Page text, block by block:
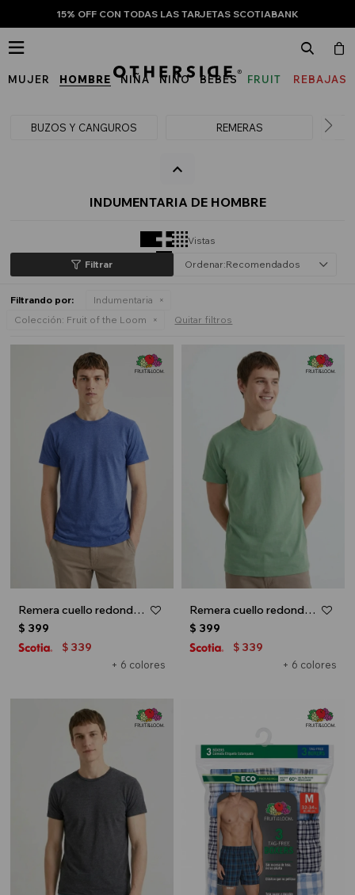
15% OFF CON TODAS LAS TARJETAS SCOTIABANK
MUJER HOMBRE NIÑA NIÑO BEBÉS
FRUIT
THE
REBAJAS

BUZOS Y CANGUROS REMERAS
INDUMENTARIA DE HOMBRE
Vistas
Recomendados
Filtrando por:
Indumentaria
Colección: Fruit of the Loom Quitar filtros
Remera cuello redondo ICONIC 150 - Azul marino
+ 6 colores
$ 399
$ 339
Remera cuello redondo ICONIC 150 - Verde oliva
+ 6 colores
$ 399
$ 339